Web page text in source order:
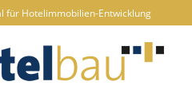
für Hotelimmobilien-Entwicklung